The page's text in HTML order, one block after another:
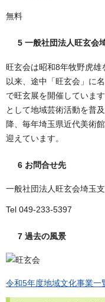
無料
5 一般社団法人旺玄会
旺玄会は昭和8年牧野虎雄
以来、途中「旺玄会」に
で旺玄展を開催していま
として地域芸術活動を普
降、毎年埼玉県近代美術
迎えています。
6 お問合せ先
一般社団法人旺玄会埼玉
Tel 049-233-5397
7 過去の風景
令和5年度地域文化事業一